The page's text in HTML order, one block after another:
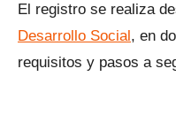
El registro se realiza
Desarrollo Social, en
requisitos y pasos a